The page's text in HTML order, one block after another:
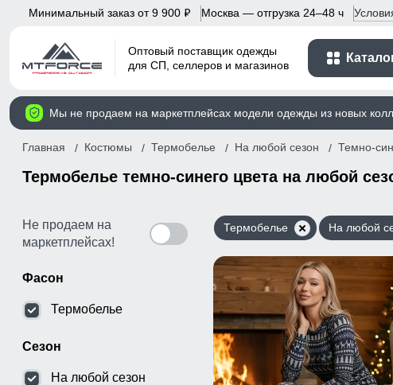
Минимальный заказ от 9 900 p Москва — отгрузка 24–48 ч
Оптовый поставщик одежды
для СП, селлеров и магазинов
Мы не продаем на маркетплейсах модели одежды из новых
Главная Костюмы Термобелье На любой сезон Темно-
Термобелье темно-синего цвета на любой
Не продаем на
маркетплейсах!
Фасон
Термобелье
Сезон
На любой сезон
Термобелье На любой